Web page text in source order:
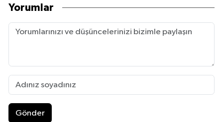
Yorumlar
Gönder